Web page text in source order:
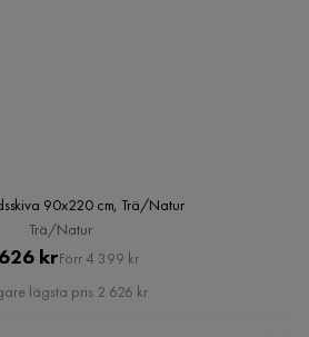
90x220 cm, Trä/Natur
Trä/Natur
Pris
krOriginal
Pris
Förr 4 399 kr
lägsta pris 2 626 kr